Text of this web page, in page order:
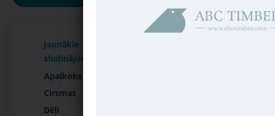
Jaunākie
sludinājumi
Apaļkoks
Cirsmas
Dēļi